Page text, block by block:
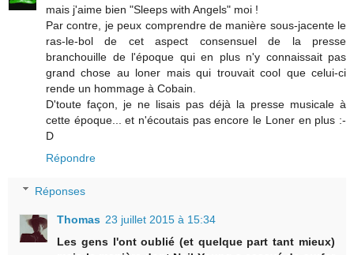
mais j'aime bien "Sleeps with Angels" moi !
Par contre, je peux comprendre de manière sous-jacente le
ras-le-bol de cet aspect consensuel de la presse
branchouille de l'époque qui en plus n'y connaissait pas
grand chose au loner mais qui trouvait cool que celui-ci
rende un hommage à Cobain.
D'toute façon, je ne lisais pas déjà la presse musicale à
cette époque... et n'écoutais pas encore le Loner en plus :-
D
Répondre
Réponses
Thomas 23 juillet 2015 à 15:34
Les gens l'ont oublié (et quelque part tant mieux)